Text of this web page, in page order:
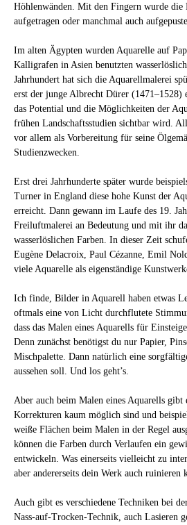
Höhlenwänden. Mit den Fingern wurde die
aufgetragen oder manchmal auch
Im alten Ägypten wurden Aquarelle auf
Kalligrafen in Asien benutzten
Jahrhundert hat sich die Aquarellmalerei
erst der junge Albrecht Dürer (1471–1528)
das Potential und die Möglichkeiten der
frühen Landschaftsstudien sichtbar wird.
vor allem als Vorbereitung für seine
Studienzwecken.
Erst drei Jahrhunderte später wurde
Turner in England diese hohe Kunst der
erreicht. Dann gewann im Laufe des 19.
Freiluftmalerei an Bedeutung und mit ihr
wasserlöslichen Farben. In dieser Zeit
Eugène Delacroix, Paul Cézanne, Emil
viele Aquarelle als eigenständige
Ich finde, Bilder in Aquarell haben etwas
oftmals eine von Licht durchflutete
dass das Malen eines Aquarells für
Denn zunächst benötigst du nur Papier,
Mischpalette. Dann natürlich eine
aussehen soll. Und los geht’s.
Aber auch beim Malen eines Aquarells gibt
Korrekturen kaum möglich sind und
weiße Flächen beim Malen in der Regel
können die Farben durch Verlaufen ein
entwickeln. Was einerseits vielleicht zu
aber andererseits dein Werk auch ruinieren
Auch gibt es verschiedene Techniken bei
Nass-auf-Trocken-Technik, auch Lasieren